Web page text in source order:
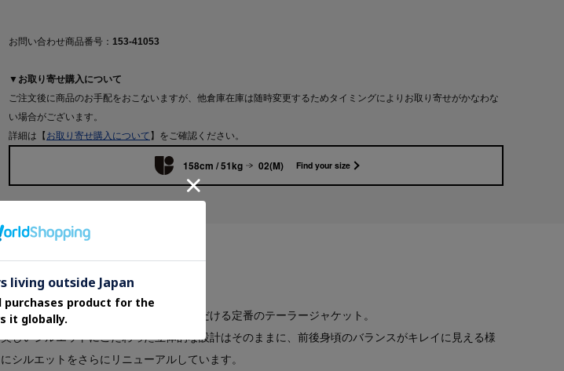
お問い合わせ商品番号： 153-41053
▼お取り寄せ購入について
ご注文後に商品のお手配をおこないますが、他倉庫在庫は随時変更するためタイミングによりお取り寄せがかなわな
い場合がございます。
詳細は【 お取り寄せ購入について 】をご確認ください。
158cm / 51kg 02(M) Find your size
Features
【デザイン】
スーツ・セットアップとしても着用いただける定番のテーラージャケット。
美しいシルエットにこだわった立体的な設計はそのままに、前後身頃のバランスがキレイに見える様
にシルエットをさらにリニューアルしています。